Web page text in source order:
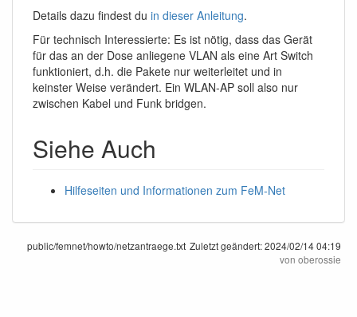
Details dazu findest du in dieser Anleitung.
Für technisch Interessierte: Es ist nötig, dass das Gerät
für das an der Dose anliegene VLAN als eine Art Switch
funktioniert, d.h. die Pakete nur weiterleitet und in
keinster Weise verändert. Ein WLAN-AP soll also nur
zwischen Kabel und Funk bridgen.
Siehe Auch
Hilfeseiten und Informationen zum FeM-Net
public/femnet/howto/netzantraege.txt Zuletzt geändert:2024/02/14 04:19
von oberossie